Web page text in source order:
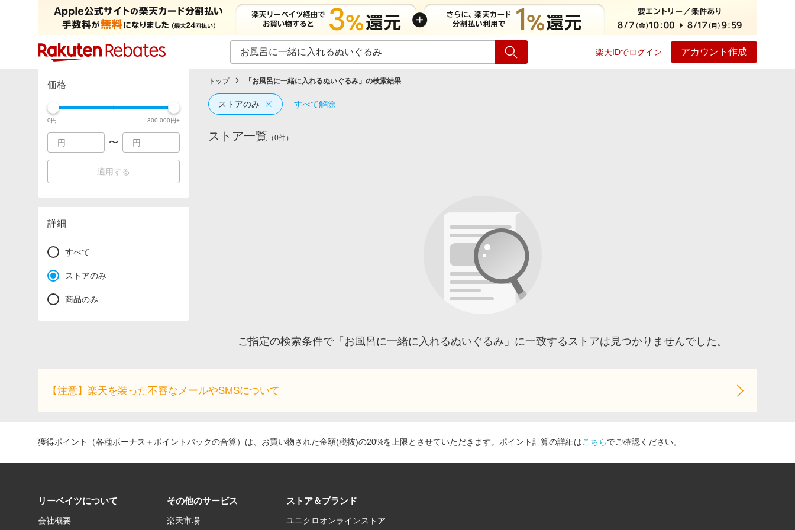
楽天IDでログイン アカウント作成
カテゴリー一覧 イベント一覧 ショッピング
価格
0円 300,000円+
〜
適用する
詳細
すべて
ストアのみ
商品のみ
トップ 「 お風呂に一緒に入れるぬいぐるみ 」の検索結果
ストアのみ すべて解除
ストア一覧 （0件）
ご指定の検索条件で「お風呂に一緒に入れるぬいぐるみ」に一致するストアは見つかりませんでした。
【注意】楽天を装った不審なメールやSMSについて
獲得ポイント（各種ボーナス＋ポイントバックの合算）は、お買い物された金額(税抜)の20%を上限とさせていただきます。ポイント計算の詳細はこちらでご確認ください。
リーベイツについて
会社概要
その他のサービス
楽天市場
ストア＆ブランド
ユニクロオンラインストア